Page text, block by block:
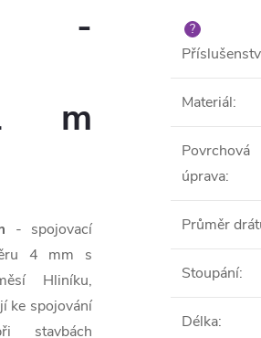
-
m
- spojovací
4 mm s
Hliníku,
ke spojování
stavbách
?
Materiál:
Povrchová
úprava:
Průměr
Stoupání:
Délka: